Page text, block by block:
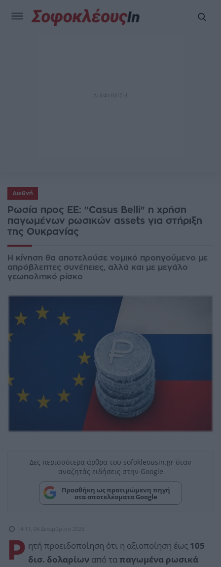
Διεθνή
Ρωσία προς ΕΕ: "Casus Belli" η χρήση
παγωμένων ρωσικών assets για στήριξη
της Ουκρανίας
Η κίνηση θα αποτελούσε νομικό προηγούμενο με
απρόβλεπτες συνέπειες, αλλά και με μεγάλο
γεωπολιτικό ρίσκο
Δες περισσότερα άρθρα του sofokleousin.gr όταν
αναζητάς ειδήσεις στην Google
Προσθήκη ως προτιμώμενη πηγή
στα αποτελέσματα Google
14:11, 04 Δεκεμβρίου 2025
Ρ ητή προειδοποίηση ότι η αξιοποίηση έως 105
δισ. δολαρίων από ταπαγωμένα ρωσικά